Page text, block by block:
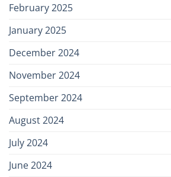
February 2025
January 2025
December 2024
November 2024
September 2024
August 2024
July 2024
June 2024